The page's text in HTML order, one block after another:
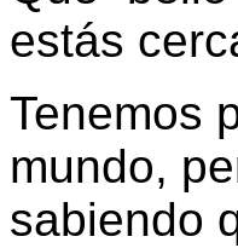
estás
Tenemos
mundo,
sabiendo